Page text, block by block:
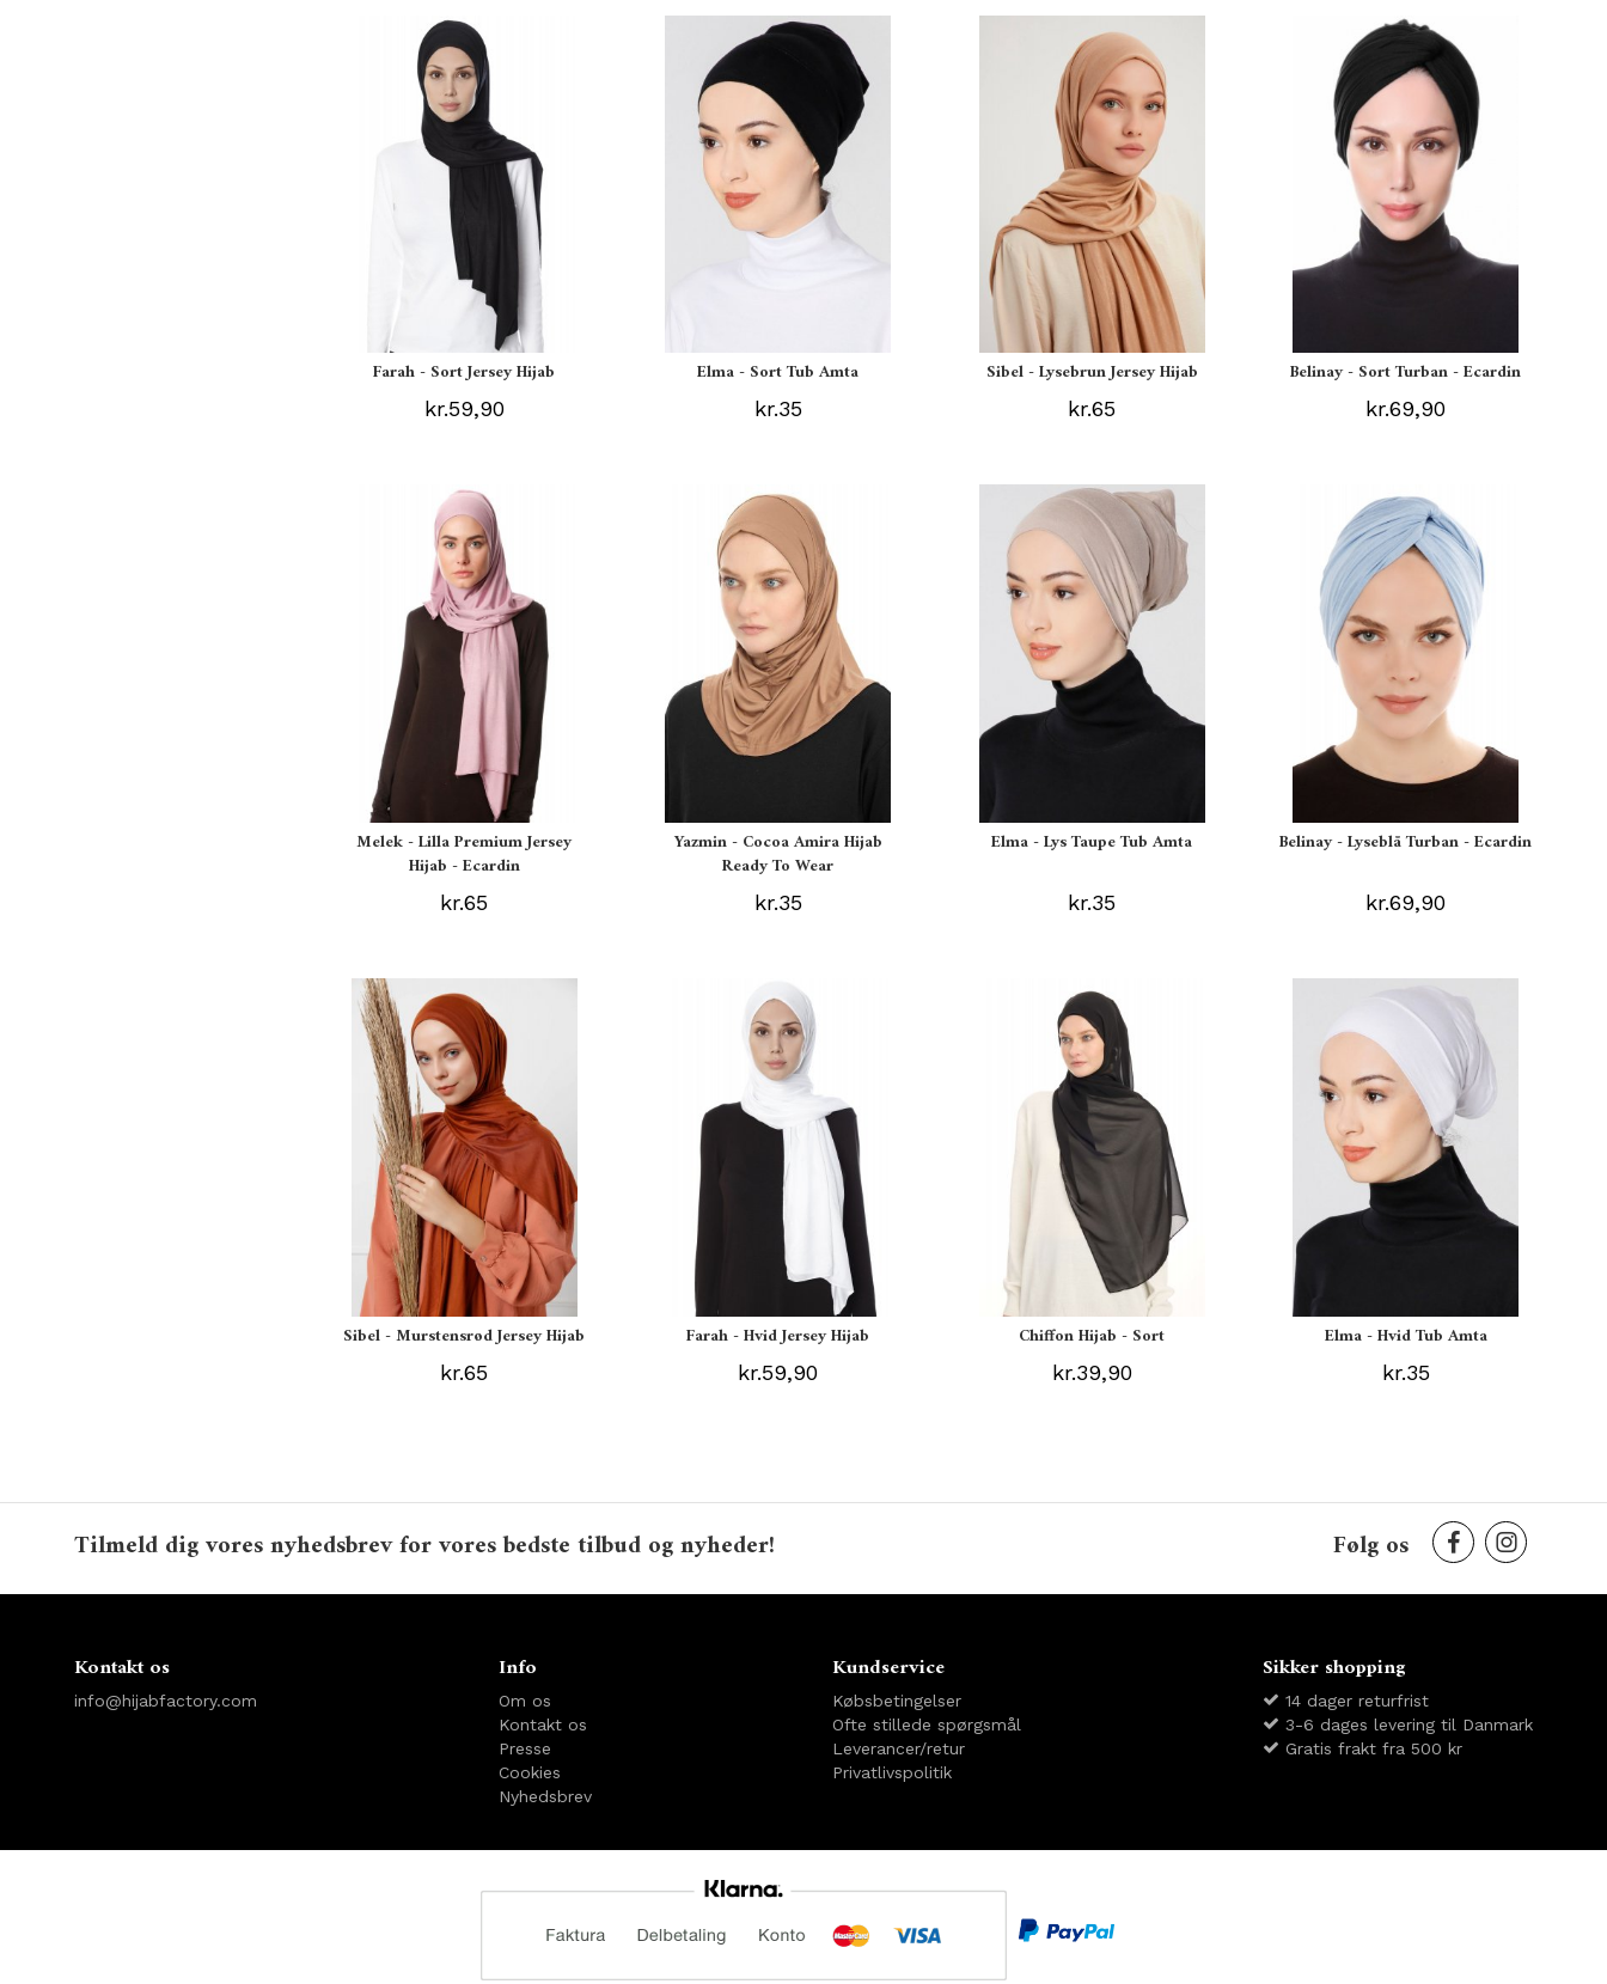
Farah - Sort Jersey Hijab
kr.59,90
Elma - Sort Tub Amta
kr.35
Sibel - Lysebrun Jersey Hijab
kr.65
Belinay - Sort Turban - Ecardin
kr.69,90
Melek - Lilla Premium Jersey
Hijab - Ecardin
kr.65
Yazmin - Cocoa Amira Hijab
Ready To Wear
kr.35
Elma - Lys Taupe Tub Amta
kr.35
Belinay - Lyseblå Turban - Ecardin
kr.69,90
Sibel - Murstensrød Jersey Hijab
kr.65
Farah - Hvid Jersey Hijab
kr.59,90
Chiffon Hijab - Sort
kr.39,90
Elma - Hvid Tub Amta
kr.35
Tilmeld dig vores nyhedsbrev for vores bedste tilbud og nyheder! Følg os
Kontakt os
info@hijabfactory.com
Info
Om os
Kontakt os
Presse
Cookies
Nyhedsbrev
Kundservice
Købsbetingelser
Ofte stillede spørgsmål
Leverancer/retur
Privatlivspolitik
Sikker shopping
14 dager returfrist
3-6 dages levering til Danmark
Gratis frakt fra 500 kr